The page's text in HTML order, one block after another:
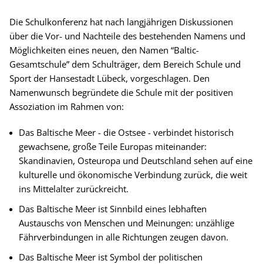
Die Schulkonferenz hat nach langjährigen Diskussionen
über die Vor- und Nachteile des bestehenden Namens und
Möglichkeiten eines neuen, den Namen “Baltic-
Gesamtschule” dem Schulträger, dem Bereich Schule und
Sport der Hansestadt Lübeck, vorgeschlagen. Den
Namenwunsch begründete die Schule mit der positiven
Assoziation im Rahmen von:
Das Baltische Meer - die Ostsee - verbindet historisch
gewachsene, große Teile Europas miteinander:
Skandinavien, Osteuropa und Deutschland sehen auf eine
kulturelle und ökonomische Verbindung zurück, die weit
ins Mittelalter zurückreicht.
Das Baltische Meer ist Sinnbild eines lebhaften
Austauschs von Menschen und Meinungen: unzählige
Fährverbindungen in alle Richtungen zeugen davon.
Das Baltische Meer ist Symbol der politischen